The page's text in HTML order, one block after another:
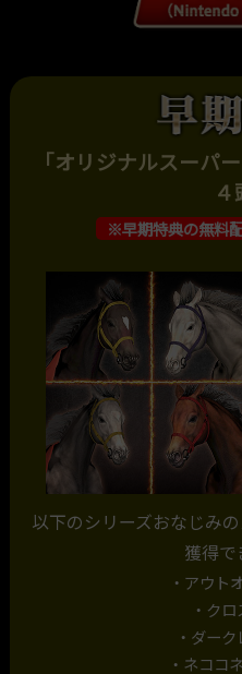
「オリジナルスーパ
４
※早期特典の無料
以下のシリーズおなじみ
獲得で
・アウト
・ク
・ダー
・ネココ